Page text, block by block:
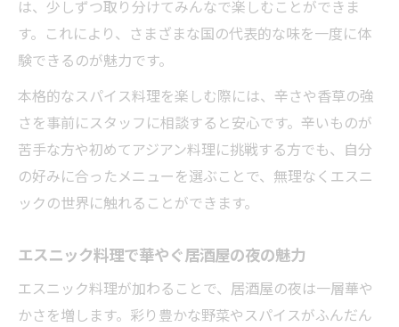
は、少しずつ取り分けてみんなで楽しむことができま
す。これにより、さまざまな国の代表的な味を一度に体
験できるのが魅力です。
本格的なスパイス料理を楽しむ際には、辛さや香草の強
さを事前にスタッフに相談すると安心です。辛いものが
苦手な方や初めてアジアン料理に挑戦する方でも、自分
の好みに合ったメニューを選ぶことで、無理なくエスニ
ックの世界に触れることができます。
エスニック料理で華やぐ居酒屋の夜の魅力
エスニック料理が加わることで、居酒屋の夜は一層華や
かさを増します。彩り豊かな野菜やスパイスがふんだん